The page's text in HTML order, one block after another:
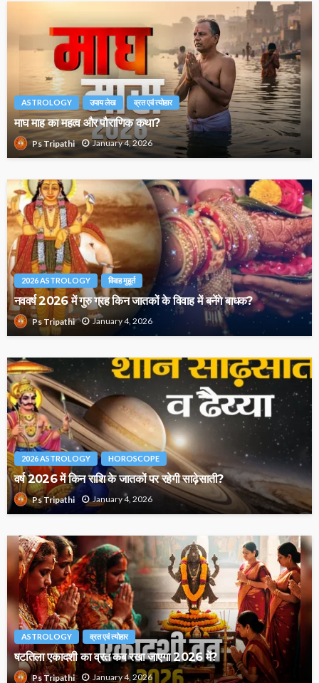
ASTROLOGY उपाय लेख व्रत एवं त्योहार
माघ माह का महत्व और पौराणिक कथा?
Ps Tripathi January 4, 2026
2026 ASTROLOGY विवाह मुहूर्त
नववर्ष 2026 में गुरु ग्रह किन जातकों के विवाह में बनेंगे बाधक?
Ps Tripathi January 4, 2026
2026 ASTROLOGY HOROSCOPE
वर्ष 2026 में किन राशि के जातकों पर रहेगी साढ़ेसाती?
Ps Tripathi January 4, 2026
ASTROLOGY व्रत एवं त्योहार
षटतिला एकादशी का व्रत कब रखा जाएगा 2026 में?
Ps Tripathi January 4, 2026